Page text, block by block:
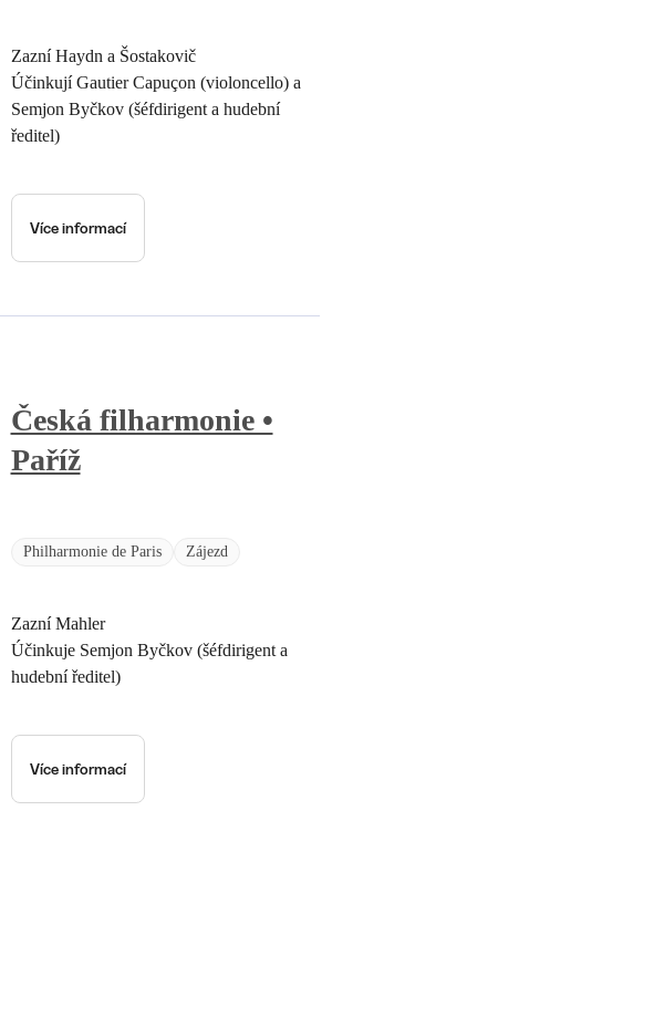
Zazní Haydn a Šostakovič
Účinkují Gautier Capuçon (violoncello) a
Semjon Byčkov (šéfdirigent a hudební
ředitel)
Více informací
Philharmonie de Paris Zájezd
Česká filharmonie •
Paříž
Zazní Mahler
Účinkuje Semjon Byčkov (šéfdirigent a
hudební ředitel)
Více informací